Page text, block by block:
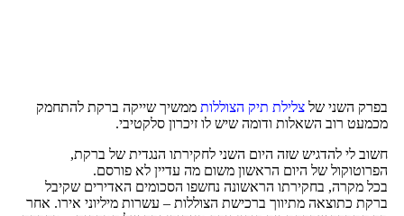
בפרק השני של צלילת תיק הצוללות ממשיך שייקה ברקת להתחמק
מכמעט רוב השאלות ודומה שיש לו זיכרון סלקטיבי.
חשוב לי להדגיש שזה היום השני לחקירתו הנגדית של ברקת,
הפרוטוקול של היום הראשון משום מה עדיין לא פורסם.
בכל מקרה, בחקירתו הראשונה נחשפו הסכומים האדירים שקיבל
ברקת כתוצאה מתיווך ברכישת הצוללות – עשרות מיליוני אירו. אחר